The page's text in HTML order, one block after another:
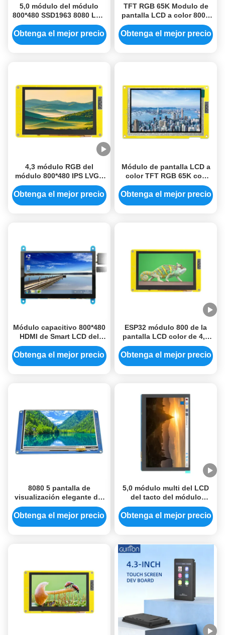
5,0 módulo del módulo
800*480 SSD1963 8080 LCD
TFT de la exhibición del
LCD de la pulgada
Obtenga el mejor precio
TFT RGB 65K Modulo de
pantalla LCD a color 800 *
480 píxeles ESP32-
8048S050N para
aplicaciones industriales
Obtenga el mejor precio
4,3 módulo RGB del
módulo 800*480 IPS LVGL
LCD TFT de la exhibición
de la pulgada ESP32
Obtenga el mejor precio
Módulo de pantalla LCD a
color TFT RGB 65K con
resolución de 800 * 480
píxeles
Obtenga el mejor precio
Módulo capacitivo 800*480
HDMI de Smart LCD del
tacto módulo de la
exhibición del Lcd de 5
Obtenga el mejor precio
ESP32 módulo 800 de la
pantalla LCD color de 4,3
pulgadas * 480 el tablero
del desarrollo del IPS LVGL
Obtenga el mejor precio
8080 5 pantalla de
visualización elegante del
módulo de la exhibición
del módulo 800x480
Obtenga el mejor precio
5,0 módulo multi del LCD
del tacto del módulo
800*480 MIPI IPS TFT DSI
de la frambuesa pi de la
Obtenga el mejor precio